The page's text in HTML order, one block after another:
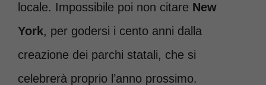
locale. Impossibile poi non citare New
York, per godersi i cento anni dalla
creazione dei parchi statali, che si
celebrerà proprio l’anno prossimo.